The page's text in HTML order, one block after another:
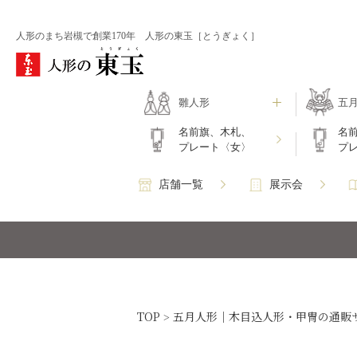
人形のまち岩槻で創業170年 人形の東玉［とうぎょく］
雛人形 五
名前旗、木札、
プレート〈女〉
名
プ
店舗一覧 展示会
TOP > 五月人形｜木目込人形・甲冑の通販